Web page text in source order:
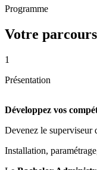
Programme
Votre parcours
1
Présentation
Développez vos
Devenez le superviseur
Installation,